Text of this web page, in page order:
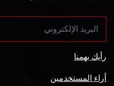
رأيك يهمنا
أراء المستخدمين